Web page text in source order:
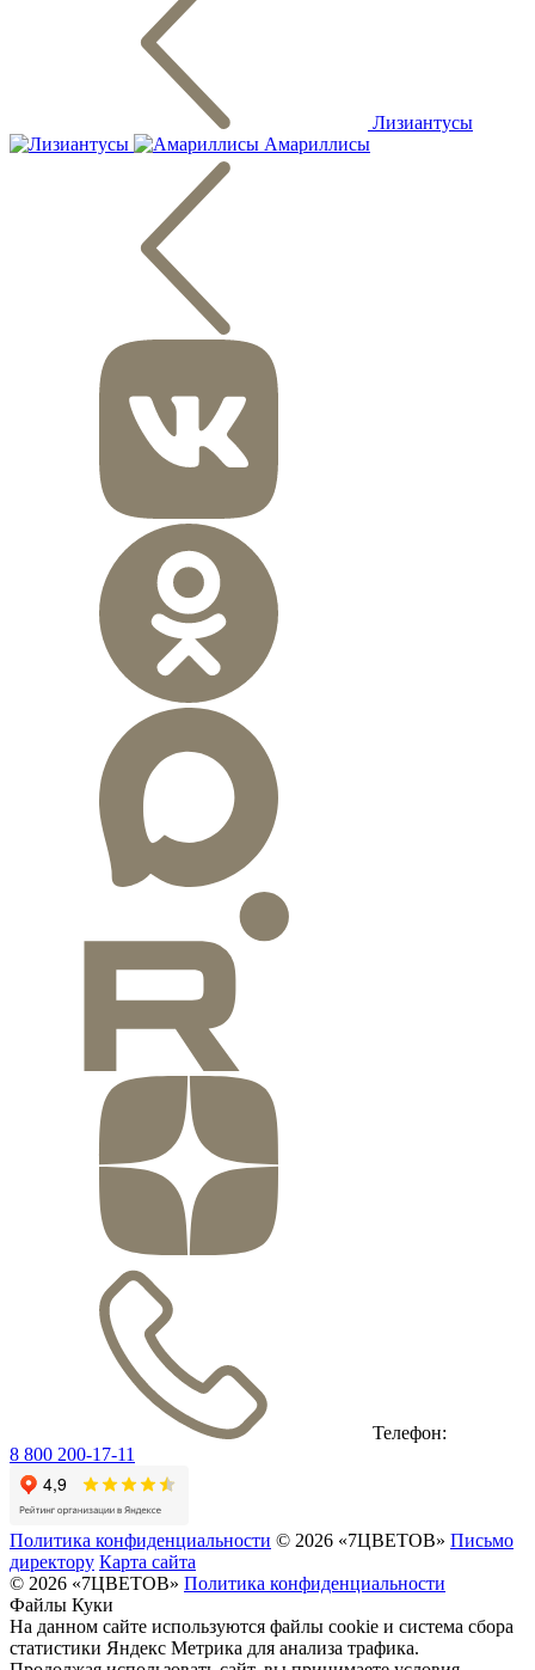
Лизиантусы
Амариллисы
Телефон:
8 800 200-17-11
Политика конфиденциальности © 2026 «7ЦВЕТОВ» Письмо
директору Карта сайта
© 2026 «7ЦВЕТОВ» Политика конфиденциальности
Файлы Куки
На данном сайте используются файлы cookie и система сбора
статистики Яндекс Метрика для анализа трафика.